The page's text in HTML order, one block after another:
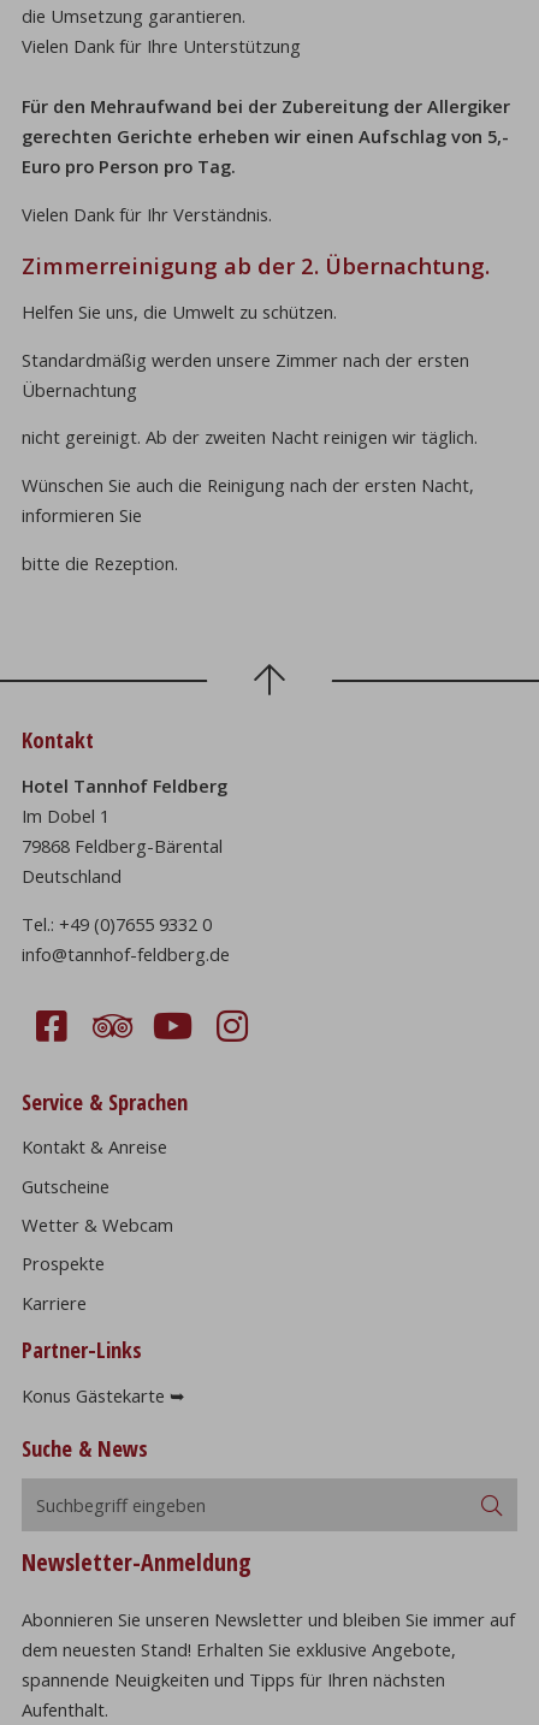
die Umsetzung garantieren.
Vielen Dank für Ihre Unterstützung
Für den Mehraufwand bei der Zubereitung der Allergiker
gerechten Gerichte erheben wir einen Aufschlag von 5,-
Euro pro Person pro Tag.
Vielen Dank für Ihr Verständnis.
Zimmerreinigung ab der 2. Übernachtung.
Helfen Sie uns, die Umwelt zu schützen.
Standardmäßig werden unsere Zimmer nach der ersten
Übernachtung
nicht gereinigt. Ab der zweiten Nacht reinigen wir täglich.
Wünschen Sie auch die Reinigung nach der ersten Nacht,
informieren Sie
bitte die Rezeption.
Kontakt
Hotel Tannhof Feldberg
Im Dobel 1
79868 Feldberg-Bärental
Deutschland
Tel.:+49 (0)7655 9332 0
info@tannhof-feldberg.de
Service & Sprachen
Kontakt & Anreise
Gutscheine
Wetter & Webcam
Prospekte
Karriere
Partner-Links
Konus Gästekarte ➥
Suche & News
Newsletter-Anmeldung
Abonnieren Sie unseren Newsletter und bleiben Sie immer auf
dem neuesten Stand! Erhalten Sie exklusive Angebote,
spannende Neuigkeiten und Tipps für Ihren nächsten
Aufenthalt.